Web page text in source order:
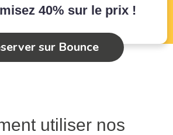
40% sur le prix !
sur Bounce
utiliser nos